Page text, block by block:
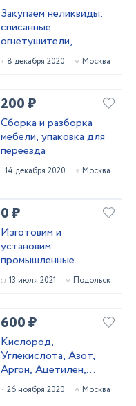
Закупаем неликвиды:
списанные
огнетушители,
баллоны, бочки
8 декабря 2020 Москва
200 ₽
Сборка и разборка
мебели, упаковка для
переезда
14 декабря 2020 Москва
0 ₽
Изготовим и
установим
промышленные
рулонные ворота
МВА из профиля AL-
13 июля 2021 Подольск
600 ₽
Кислород,
Углекислота, Азот,
Аргон, Ацетилен,
Пропан, Сварочные
смеси, газовые
26 ноября 2020 Москва